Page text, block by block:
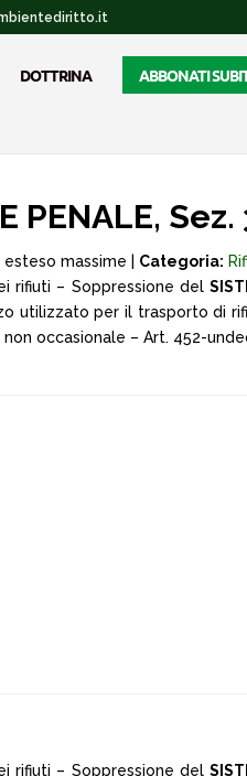
DOTTRINA ABBONATI
PENALE,
massime | Categoria:
rifiuti – Soppressione del
utilizzato per il trasporto di
occasionale – Art. 452-
rifiuti – Soppressione del